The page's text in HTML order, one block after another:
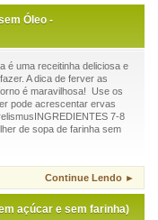
Óleo -
é uma receitinha deliciosa e
A dica de ferver as
é maravilhosa! Use os
pode acrescentar ervas
7-8
de sopa de farinha sem
Continue Lendo ►
açúcar e sem farinha)